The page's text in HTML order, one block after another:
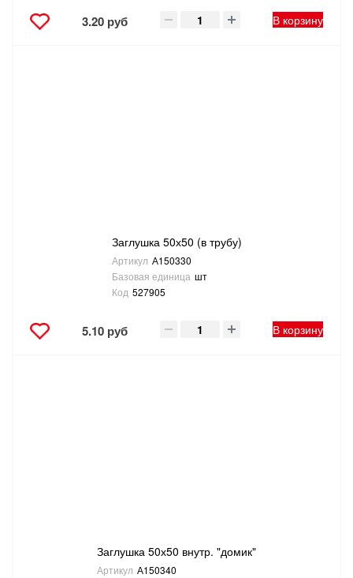
3.20 руб В корзину
Заглушка 50х50 (в трубу)
Артикул А150330
Базовая единица шт
Код 527905
5.10 руб В корзину
Заглушка 50х50 внутр. "домик"
Артикул А150340